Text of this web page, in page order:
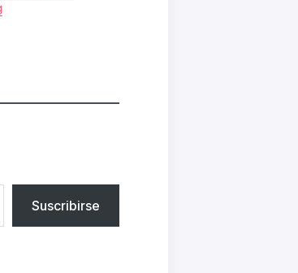
Suscribirse